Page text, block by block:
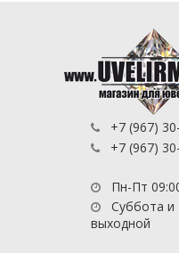
+7 (967)
+7 (967)
Пн-Пт
Суббота и
выходной